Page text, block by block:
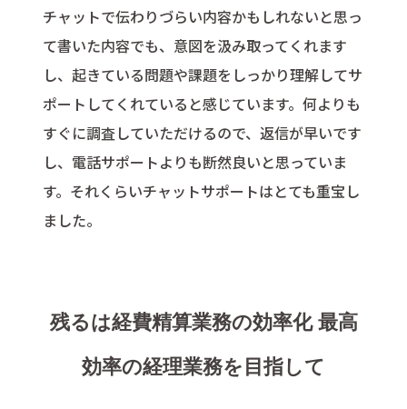
チャットで伝わりづらい内容かもしれないと思っ
て書いた内容でも、意図を汲み取ってくれます
し、起きている問題や課題をしっかり理解してサ
ポートしてくれていると感じています。何よりも
すぐに調査していただけるので、返信が早いです
し、電話サポートよりも断然良いと思っていま
す。それくらいチャットサポートはとても重宝し
ました。
残るは経費精算業務の効率化 最高
効率の経理業務を目指して